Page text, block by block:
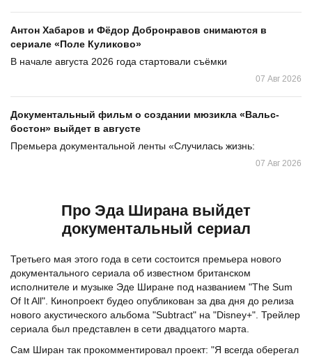
Антон Хабаров и Фёдор Добронравов снимаются в
сериале «Поле Куликово»
В начале августа 2026 года стартовали съёмки
07 Авг 2026
Документальный фильм о создании мюзикла «Вальс-
бостон» выйдет в августе
Премьера документальной ленты «Случилась жизнь:
07 Авг 2026
Про Эда Ширана выйдет
документальный сериал
Третьего мая этого года в сети состоится премьера нового
документального сериала об известном британском
исполнителе и музыке Эде Ширане под названием "The Sum
Of It All". Кинопроект будео опубликован за два дня до релиза
нового акустического альбома "Subtract" на "Disney+". Трейлер
сериала был представлен в сети двадцатого марта.
Сам Ширан так прокомментировал проект: "Я всегда оберегал